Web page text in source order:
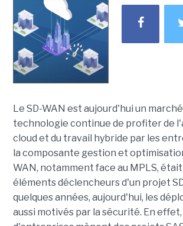
Le SD-WAN est aujourd'hui un
technologie continue de profiter de
cloud et du travail hybride par les
la composante gestion et
WAN, notamment face au MPLS,
éléments déclencheurs d'un projet
quelques années, aujourd'hui, les
aussi motivés par la sécurité. En effet,